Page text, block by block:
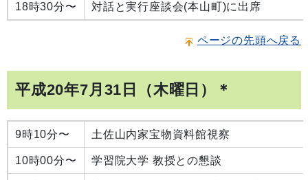
18時30分〜 対話と実行座談会(本山町)に出席
ページの先頭へ戻る
平成20年7月31日（木曜日）＊
9時10分〜 土佐山内家宝物資料館視察
10時00分〜 学習院大学 教授との懇談